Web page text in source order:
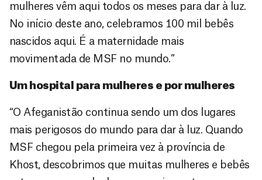
mulheres vêm aqui todos os meses para dar à luz.
No início deste ano, celebramos 100 mil bebês
nascidos aqui. É a maternidade mais
movimentada de MSF no mundo.”
Um hospital para mulheres e por mulheres
“O Afeganistão continua sendo um dos lugares
mais perigosos do mundo para dar à luz. Quando
MSF chegou pela primeira vez à província de
Khost, descobrimos que muitas mulheres e bebês